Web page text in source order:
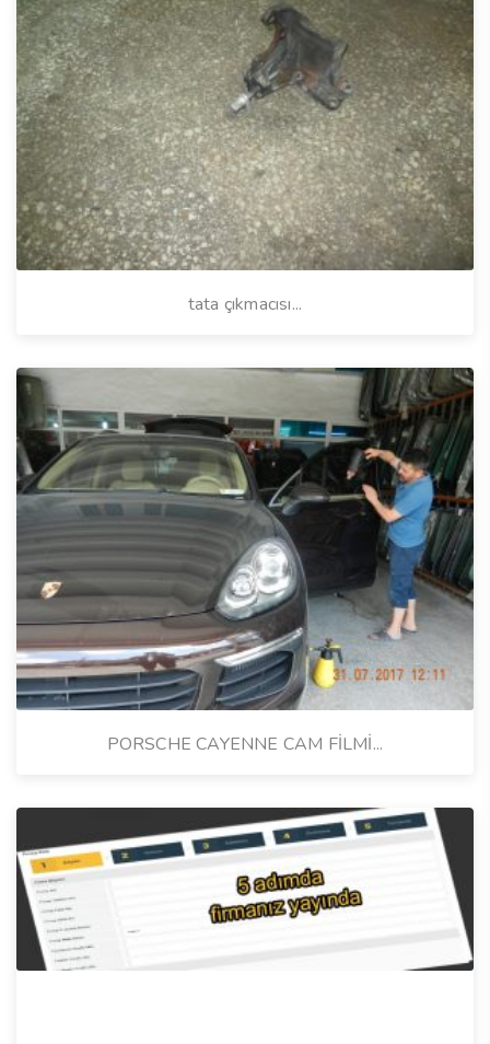
tata çıkmacısı...
PORSCHE CAYENNE CAM FİLMİ...